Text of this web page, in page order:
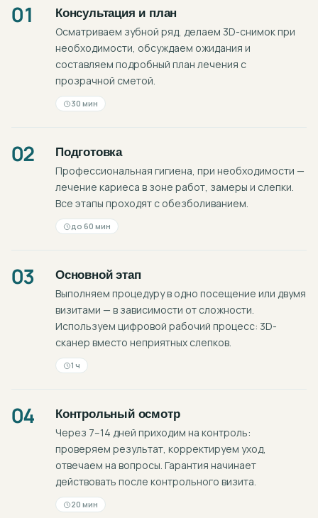
01 Консультация и план
Осматриваем зубной ряд, делаем 3D-снимок при
необходимости, обсуждаем ожидания и
составляем подробный план лечения с
прозрачной сметой.
30 мин
02 Подготовка
Профессиональная гигиена, при необходимости —
лечение кариеса в зоне работ, замеры и слепки.
Все этапы проходят с обезболиванием.
до 60 мин
03 Основной этап
Выполняем процедуру в одно посещение или двумя
визитами — в зависимости от сложности.
Используем цифровой рабочий процесс: 3D-
сканер вместо неприятных слепков.
1 ч
04 Контрольный осмотр
Через 7–14 дней приходим на контроль:
проверяем результат, корректируем уход,
отвечаем на вопросы. Гарантия начинает
действовать после контрольного визита.
20 мин